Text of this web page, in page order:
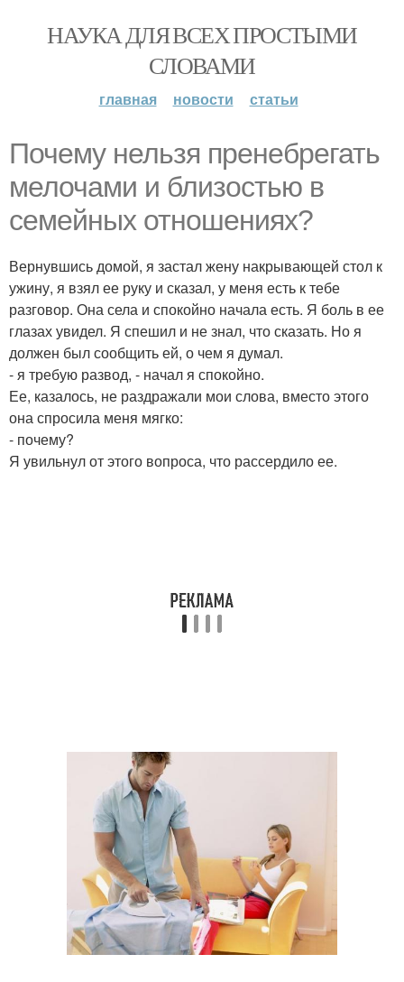
НАУКА ДЛЯ ВСЕХ ПРОСТЫМИ
СЛОВАМИ
главная новости статьи
Почему нельзя пренебрегать
мелочами и близостью в
семейных отношениях?
Вернувшись домой, я застал жену накрывающей стол к
ужину, я взял ее руку и сказал, у меня есть к тебе
разговор. Она села и спокойно начала есть. Я боль в ее
глазах увидел. Я спешил и не знал, что сказать. Но я
должен был сообщить ей, о чем я думал.
- я требую развод, - начал я спокойно.
Ее, казалось, не раздражали мои слова, вместо этого
она спросила меня мягко:
- почему?
Я увильнул от этого вопроса, что рассердило ее.